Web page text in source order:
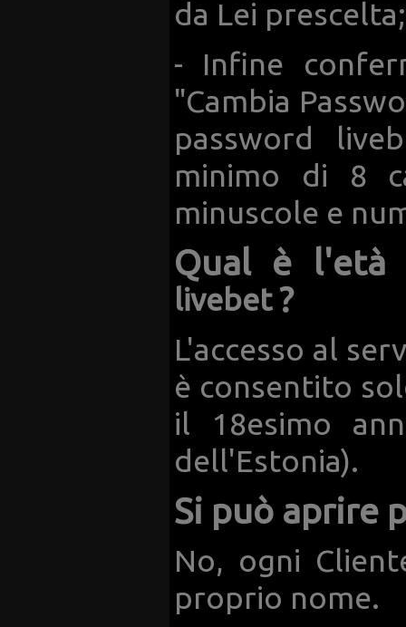
da Lei prescelta;
- Infine
"Cambia
password
minimo di 8
minuscole e
Qual è l'età
livebet?
L'accesso al
è consentito
il 18esimo
dell'Estonia).
Si può aprire
No, ogni
proprio nome.